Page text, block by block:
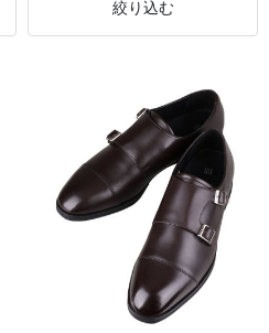
絞り込む